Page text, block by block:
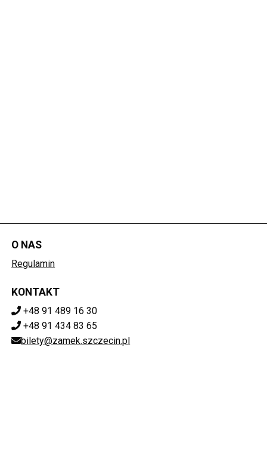
O NAS
Regulamin
KONTAKT
+48 91 489 16 30
+48 91 434 83 65
bilety@zamek.szczecin.pl